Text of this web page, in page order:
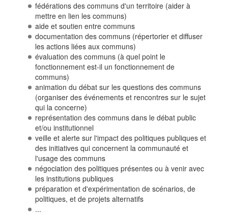
fédérations des communs d'un territoire (aider à
mettre en lien les communs)
aide et soutien entre communs
documentation des communs (répertorier et diffuser
les actions liées aux communs)
évaluation des communs (à quel point le
fonctionnement est-il un fonctionnement de
communs)
animation du débat sur les questions des communs
(organiser des événements et rencontres sur le sujet
qui la concerne)
représentation des communs dans le débat public
et/ou institutionnel
veille et alerte sur l'impact des politiques publiques et
des initiatives qui concernent la communauté et
l'usage des communs
négociation des politiques présentes ou à venir avec
les institutions publiques
préparation et d'expérimentation de scénarios, de
politiques, et de projets alternatifs
...